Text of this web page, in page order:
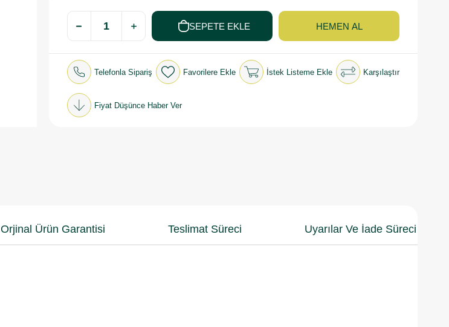
Telefonla Sipariş Favorilere Ekle İstek Listeme Ekle Karşılaştır
Fiyat Düşünce Haber Ver
Orjinal Ürün Garantisi Teslimat Süreci Uyarılar Ve İade Süreci